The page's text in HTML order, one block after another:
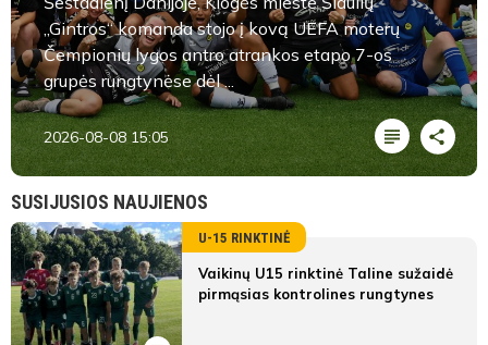
„Gintros“ komanda stojo į kovą UEFA moterų
Čempionių lygos antro atrankos etapo 7-os
grupės rungtynėse dėl ...
2026-08-08 15:05
SUSIJUSIOS NAUJIENOS
U-15 RINKTINĖ
Vaikinų U15 rinktinė Taline sužaidė
pirmąsias kontrolines rungtynes